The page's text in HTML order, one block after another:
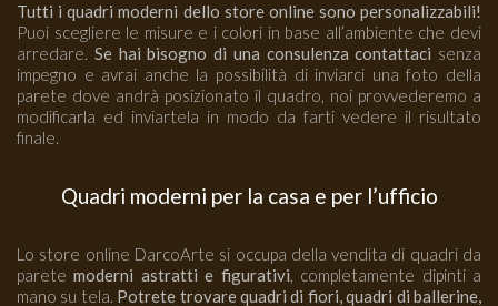
Tutti i quadri moderni dello store online sono personalizzabili!
Puoi scegliere le misure e i colori in base all’ambiente che devi
arredare. Se hai bisogno di una consulenza contattaci senza
impegno e avrai anche la possibilità di inviarci una foto della
parete dove andrà posizionato il quadro, noi provvederemo a
modificarla ed inviartela in modo da farti vedere il risultato
finale.
Quadri moderni per la casa e per l’ufficio
Lo store online DarcoArte si occupa della vendita di quadri da
paretemoderni astratti e figurativi, completamente dipinti a
mano su tela. Potrete trovare quadri di fiori, quadri di ballerine,